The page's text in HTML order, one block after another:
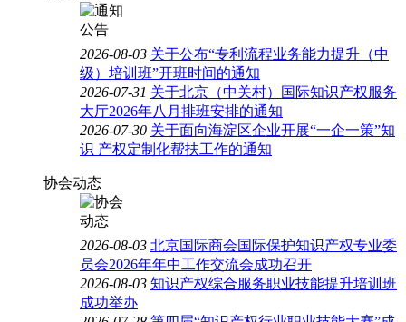
2026-08-03 关于公布“专利流程业务能力提升（中
级）培训班”开班时间的通知
2026-07-31 关于北京（中关村）国际知识产权服务
大厅2026年八月排班安排的通知
2026-07-30 关于面向海淀区企业开展“一企一策”知
识 产权定制化帮扶工作的通知
协会动态
2026-08-03 北京国际商会国际保护知识产权专业委
员会2026年年中工作交流会成功召开
2026-08-03 知识产权综合服务职业技能提升培训班
成功举办